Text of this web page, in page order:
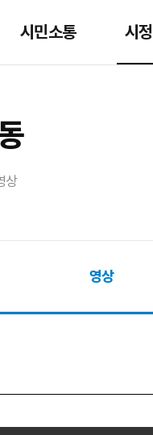
시민소통 시
상
영상